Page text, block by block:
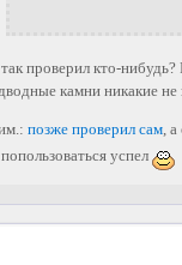
проверил кто-нибудь?
камни никакие не
позже проверил сам ,
успел